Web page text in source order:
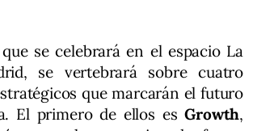
se celebrará en el espacio La
se vertebrará sobre cuatro
que marcarán el futuro
El primero de ellos esGrowth,